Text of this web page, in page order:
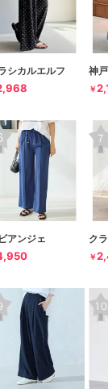
シカルエルフ 神
￥
アンジェ ク
￥